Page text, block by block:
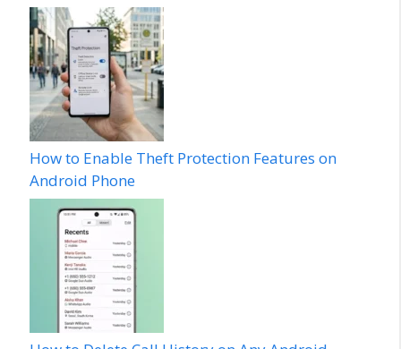
How to Enable Theft Protection Features on
Android Phone